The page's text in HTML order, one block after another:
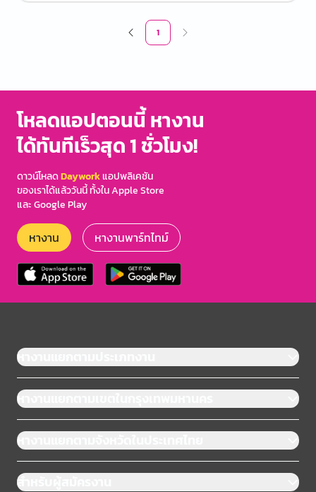
1
โหลดแอปตอนนี้ หางาน
ได้ทันทีเร็วสุด 1 ชั่วโมง!
ดาวน์โหลดDayworkแอปพลิเคชัน
ของเราได้แล้ววันนี้ ทั้งใน Apple Store
และ Google Play
หางาน หางานพาร์ทไทม์
หางานแยกตามประเภทงาน
หางานแยกตามเขตในกรุงเทพมหานคร
หางานแยกตามจังหวัดในประเทศไทย
สำหรับผู้สมัครงาน